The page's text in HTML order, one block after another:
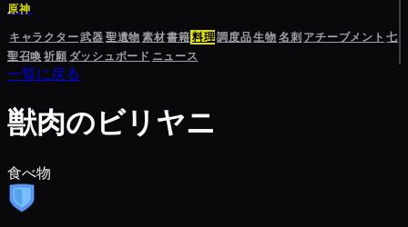
原神
キャラクター武器聖遺物素材書籍料理調度品生物名刺 アチーブメント 七
聖召喚祈願 ダッシュボード ニュース
一覧に戻る
獣肉のビリヤニ
食べ物